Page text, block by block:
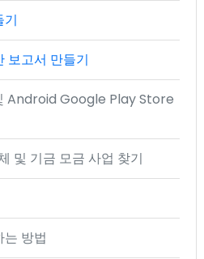
기
보고서 만들기
Android Google Play Store
및 기금 모금 사업 찾기
방법